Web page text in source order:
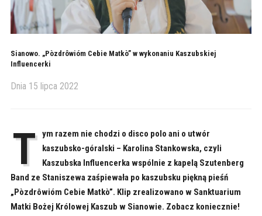
Sianowo. „Pòzdrôwióm Cebie Matkò” w wykonaniu Kaszubskiej
Influencerki
Dnia 15 lipca 2022
T ym razem nie chodzi o disco polo ani o utwór
kaszubsko-góralski – Karolina Stankowska, czyli
Kaszubska Influencerka wspólnie z kapelą Szutenberg
Band ze Staniszewa zaśpiewała po kaszubsku piękną pieśń
„Pòzdrôwióm Cebie Matkò”. Klip zrealizowano w Sanktuarium
Matki Bożej Królowej Kaszub w Sianowie. Zobacz koniecznie!